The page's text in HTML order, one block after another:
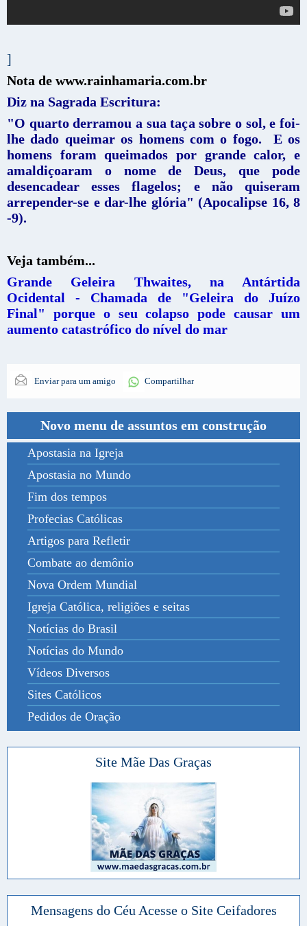
]
Nota de www.rainhamaria.com.br
Diz na Sagrada Escritura:
"O quarto derramou a sua taça sobre o sol, e foi-
lhe dado queimar os homens com o fogo. E os
homens foram queimados por grande calor, e
amaldiçoaram o nome de Deus, que pode
desencadear esses flagelos; e não quiseram
arrepender-se e dar-lhe glória" (Apocalipse 16, 8
-9).
Veja também...
Grande Geleira Thwaites, na Antártida
Ocidental - Chamada de "Geleira do Juízo
Final" porque o seu colapso pode causar um
aumento catastrófico do nível do mar
Enviar para um amigo Compartilhar
Novo menu de assuntos em construção
Apostasia na Igreja
Apostasia no Mundo
Fim dos tempos
Profecias Católicas
Artigos para Refletir
Combate ao demônio
Nova Ordem Mundial
Igreja Católica, religiões e seitas
Notícias do Brasil
Notícias do Mundo
Vídeos Diversos
Sites Católicos
Pedidos de Oração
Site Mãe Das Graças
Mensagens do Céu Acesse o Site Ceifadores